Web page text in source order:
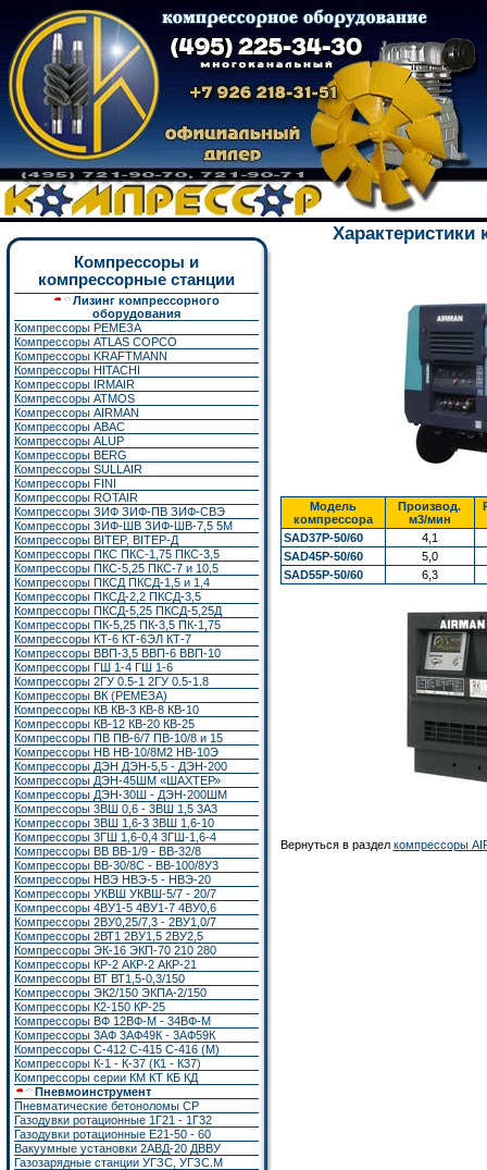
Компрессоры и
компрессорные станции
Лизинг компрессорного
оборудования
Компрессоры РЕМЕЗА
Компрессоры ATLAS COPCO
Компрессоры KRAFTMANN
Компрессоры HITACHI
Компрессоры IRMAIR
Компрессоры ATMOS
Компрессоры AIRMAN
Компрессоры ABAC
Компрессоры ALUP
Компрессоры BERG
Компрессоры SULLAIR
Компрессоры FINI
Компрессоры ROTAIR
Компрессоры ЗИФ ЗИФ-ПВ ЗИФ-СВЭ
Компрессоры ЗИФ-ШВ ЗИФ-ШВ-7,5 5М
Компрессоры BITEP, BITEP-Д
Компрессоры ПКС ПКС-1,75 ПКС-3,5
Компрессоры ПКС-5,25 ПКС-7 и 10,5
Компрессоры ПКСД ПКСД-1,5 и 1,4
Компрессоры ПКСД-2,2 ПКСД-3,5
Компрессоры ПКСД-5,25 ПКСД-5,25Д
Компрессоры ПК-5,25 ПК-3,5 ПК-1,75
Компрессоры КТ-6 КТ-6ЭЛ КТ-7
Компрессоры ВВП-3,5 ВВП-6 ВВП-10
Компрессоры ГШ 1-4 ГШ 1-6
Компрессоры 2ГУ 0.5-1 2ГУ 0.5-1.8
Компрессоры ВК (РЕМЕЗА)
Компрессоры КВ КВ-3 КВ-8 КВ-10
Компрессоры КВ-12 КВ-20 КВ-25
Компрессоры ПВ ПВ-6/7 ПВ-10/8 и 15
Компрессоры НВ НВ-10/8М2 НВ-10Э
Компрессоры ДЭН ДЭН-5,5 - ДЭН-200
Компрессоры ДЭН-45ШМ «ШАХТЕР»
Компрессоры ДЭН-30Ш - ДЭН-200ШМ
Компрессоры 3ВШ 0,6 - 3ВШ 1,5 3А3
Компрессоры 3ВШ 1,6-3 3ВШ 1,6-10
Компрессоры 3ГШ 1,6-0,4 3ГШ-1,6-4
Компрессоры ВВ ВВ-1/9 - ВВ-32/8
Компрессоры ВВ-30/8С - ВВ-100/8У3
Компрессоры НВЭ НВЭ-5 - НВЭ-20
Компрессоры УКВШ УКВШ-5/7 - 20/7
Компрессоры 4ВУ1-5 4ВУ1-7 4ВУ0,6
Компрессоры 2ВУ0,25/7,3 - 2ВУ1,0/7
Компрессоры 2ВТ1 2ВУ1,5 2ВУ2,5
Компрессоры ЭК-16 ЭКП-70 210 280
Компрессоры КР-2 АКР-2 АКР-21
Компрессоры ВТ ВТ1,5-0,3/150
Компрессоры ЭК2/150 ЭКПА-2/150
Компрессоры К2-150 КР-25
Компрессоры ВФ 12ВФ-М - 34ВФ-М
Компрессоры 3АФ 3АФ49К - 3АФ59К
Компрессоры С-412 С-415 С-416 (М)
Компрессоры К-1 - К-37 (К1 - К37)
Компрессоры серии КМ КТ КБ КД
Пневмоинструмент
Пневматические бетоноломы CP
Газодувки ротационные 1Г21 - 1Г32
Газодувки ротационные Е21-50 - 60
Вакуумные установки 2АВД-20 ДВВУ
Газозарядные станции УГЗС, УГЗС.М
Модель
компрессора
Производ.
м3/мин
SAD37P-50/60
4,1
SAD45P-50/60
5,0
SAD55P-50/60
6,3
Вернуться в раздел компрессоры